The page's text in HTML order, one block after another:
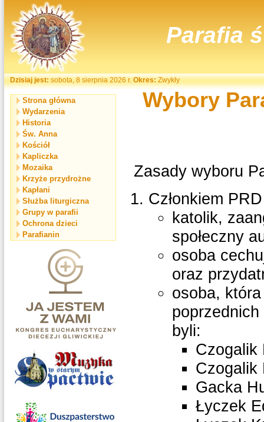
Parafia
Dzisiaj jest:sobota, 8 sierpnia 2026 r.Okres:Zwykły
Strona główna
Wydarzenia
Historia
Św. Anna
Kościół
Kapliczka
Mozaika
Krzyże przydrożne
Kapłani
Służba liturgiczna
Grupy w parafii
Ochrona dzieci
Parafianin
Wybory
Zasady wyboru
Członkiem
katolik,
społeczny
osoba
oraz
osoba,
byli:
Czogalik
Czogalik
Gacka
Łyczek